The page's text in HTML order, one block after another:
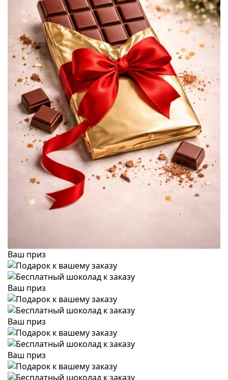
Ваш приз
Ваш приз
Ваш приз
Ваш приз